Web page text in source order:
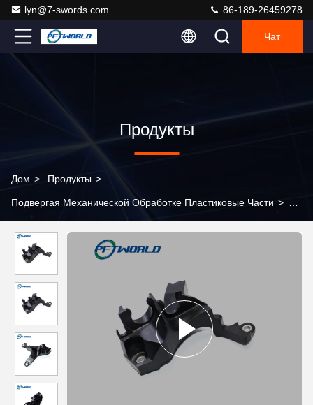
lyn@7-swords.com 86-189-26459278
Чат
Продукты
Дом > Продукты >
Подвергая Механической Обработке Пластиковые Части >
пластиковые, который подвергли механической обработке